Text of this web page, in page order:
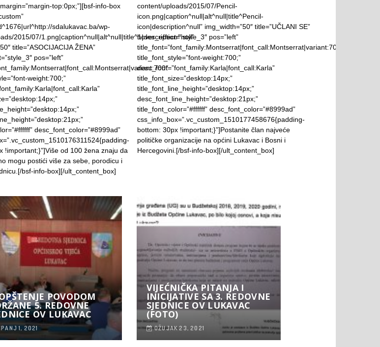
top:0px;”][bsf-info-box
sdalukavac.ba/wp-
2015/07/1.png|caption^null|alt^null|title^1|description^null”
title=”ASOCIJACIJA ŽENA”
pos=”left”
weight:700;”
desc_font_color=”#8999ad”
!important;}”]Više od 100 žena znaju da
mogu postići više za sebe, porodicu i
bsf-info-box][/ult_content_box]
content/uploads/2015/07/Pencil-
icon.png|caption^null|alt^null|title^Pencil-
icon|description^null” img_width=”50″ title=”UČLANI SE”
hover_effect=”style_3″ pos=”left”
title_font=”font_family:Montserrat|font_call:Montserrat|variant:700″
title_font_style=”font-weight:700;”
desc_font=”font_family:Karla|font_call:Karla”
title_font_size=”desktop:14px;”
title_font_line_height=”desktop:14px;”
desc_font_line_height=”desktop:21px;”
title_font_color=”#ffffff” desc_font_color=”#8999ad”
css_info_box=”.vc_custom_1510177458676{padding-
bottom: 30px !important;}”]Postanite član najveće
političke organizacije na općini Lukavac i Bosni i
Hercegovini.[/bsf-info-box][/ult_content_box]
POVODOM
5. REDOVNE
OV LUKAVAC
1, 2021
VIJEĆNIČKA PITANJA I
INICIJATIVE SA 3. REDOVNE
SJEDNICE OV LUKAVAC
(FOTO)
OŽUJAK 23, 2021